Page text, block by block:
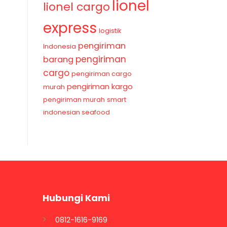
lionel cargo lionel
express logistik
Indonesia pengiriman
barang pengiriman
cargo pengiriman cargo
murah pengiriman kargo
pengiriman murah smart
indonesian seafood
Hubungi Kami
0812-1616-9169